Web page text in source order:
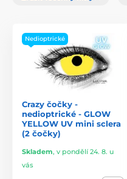
Nedioptrické
Crazy čočky -
nedioptrické - GLOW
YELLOW UV mini sclera
(2 čočky)
Skladem, v pondělí 24. 8. u
vás